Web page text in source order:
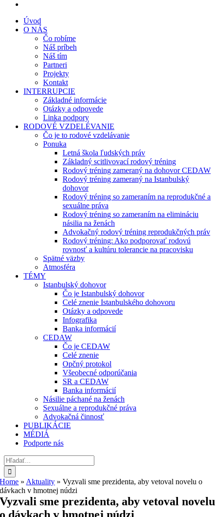
Úvod
O NÁS
Čo robíme
Náš príbeh
Náš tím
Partneri
Projekty
Kontakt
INTERRUPCIE
Základné informácie
Otázky a odpovede
Linka podpory
RODOVÉ VZDELÉVANIE
Čo je to rodové vzdelávanie
Ponuka
Letná škola ľudských práv
Základný scitlivovací rodový tréning
Rodový tréning zameraný na dohovor CEDAW
Rodový tréning zameraný na Istanbulský
dohovor
Rodový tréning so zameraním na reprodukčné a
sexuálne práva
Rodový tréning so zameraním na elimináciu
násilia na ženách
Advokačný rodový tréning reprodukčných práv
Rodový tréning: Ako podporovať rodovú
rovnosť a kultúru tolerancie na pracovisku
Spätné väzby
Atmosféra
TÉMY
Istanbulský dohovor
Čo je Istanbulský dohovor
Celé znenie Istanbulského dohovoru
Otázky a odpovede
Infografika
Banka informácií
CEDAW
Čo je CEDAW
Celé znenie
Opčný protokol
Všeobecné odporúčania
SR a CEDAW
Banka informácií
Násilie páchané na ženách
Sexuálne a reprodukčné práva
Advokačná činnosť
PUBLIKÁCIE
MÉDIÁ
Podporte nás
Hľadať:
Home » Aktuality »Vyzvali sme prezidenta, aby vetoval novelu o
dávkach v hmotnej núdzi
Vyzvali sme prezidenta, aby vetoval novelu